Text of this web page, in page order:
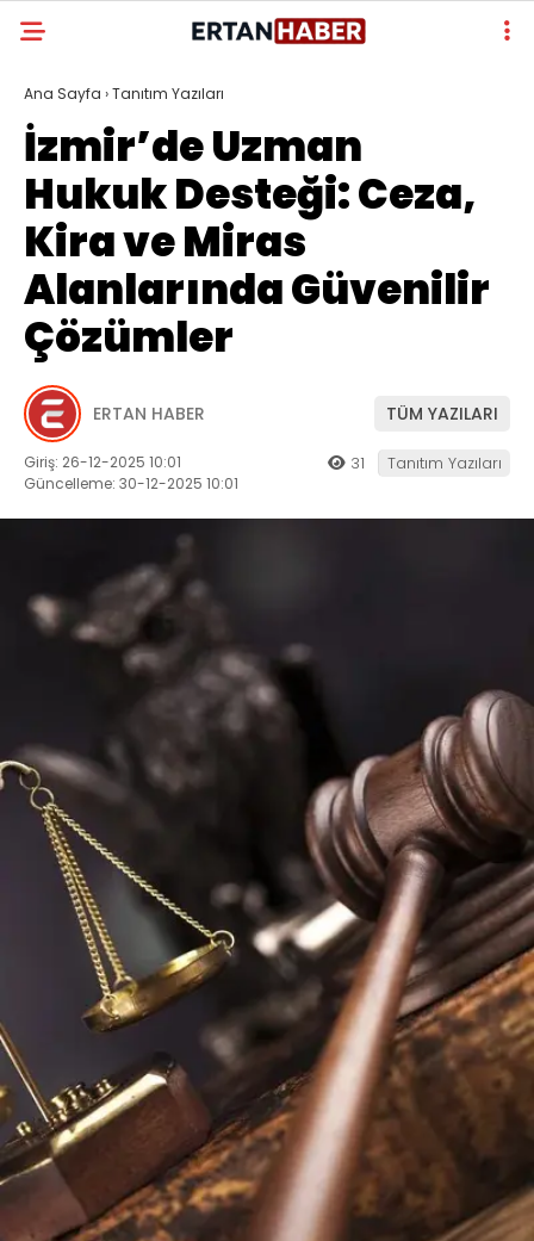
Ana Sayfa ›Tanıtım Yazıları
İzmir’de Uzman
Hukuk Desteği: Ceza,
Kira ve Miras
Alanlarında Güvenilir
Çözümler
ERTAN HABER TÜM YAZILARI
Giriş: 26-12-2025 10:01
Güncelleme: 30-12-2025 10:01
31 Tanıtım Yazıları